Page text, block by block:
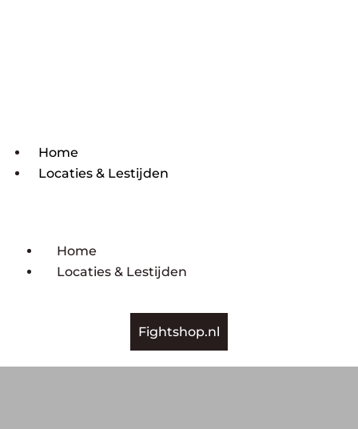
Home
Locaties & Lestijden
Home
Locaties & Lestijden
Fightshop.nl